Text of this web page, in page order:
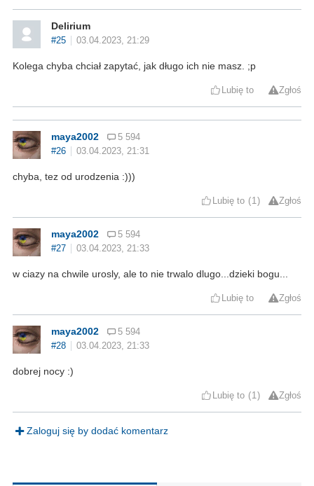
Delirium
#25 03.04.2023, 21:29
Kolega chyba chciał zapytać, jak długo ich nie masz. ;p
Lubię to Zgłoś
maya2002
5 594
#26
03.04.2023, 21:31
chyba, tez od urodzenia :)))
Lubię to 1 Zgłoś
maya2002
5 594
#27
03.04.2023, 21:33
w ciazy na chwile urosly, ale to nie trwalo dlugo...dzieki bogu...
Lubię to Zgłoś
maya2002
5 594
#28
03.04.2023, 21:33
dobrej nocy :)
Lubię to 1 Zgłoś
Zaloguj się by dodać komentarz